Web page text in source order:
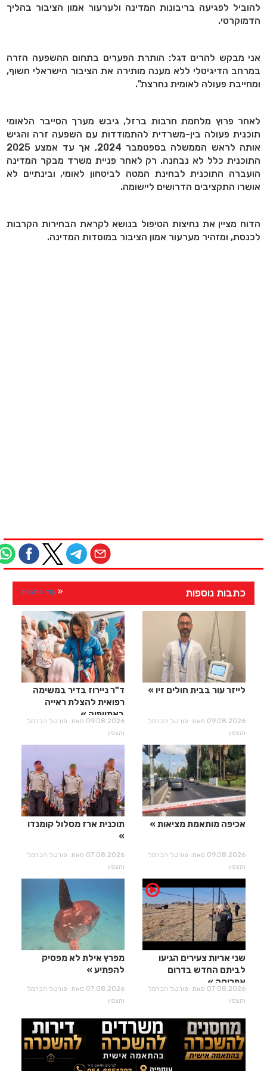
להוביל לפגיעה בריבונות המדינה ולערעור אמון הציבור בהליך
הדמוקרטי.
אני מבקש להרים דגל: הותרת הפערים בתחום ההשפעה הזרה
במרחב הדיגיטלי ללא מענה מותירה את הציבור הישראלי חשוף,
ומחייבת פעולה לאומית נחרצת".
לאחר פרוץ מלחמת חרבות ברזל, גיבש מערך הסייבר הלאומי
תוכנית פעולה בין-משרדית להתמודדות עם השפעה זרה והגיש
אותה לראש הממשלה בספטמבר 2024, אך עד אמצע 2025
התוכנית כלל לא נבחנה. רק לאחר פניית משרד מבקר המדינה
הועברה התוכנית לבחינת המטה לביטחון לאומי, ובינתיים לא
אושרו התקציבים הדרושים ליישומה.
הדוח מציין את נחיצות הטיפול בנושא לקראת הבחירות הקרבות
לכנסת, ומזהיר מערעור אמון הציבור במוסדות המדינה.
כתבות נוספות עוד כתבות
לייזר עור בבית חולים זיו
09.08.2026 מאת: פורטל הכרמל
והצפון
ד"ר ניירוז בדיר במשימה
רפואית להצלת ראייה
באתיופיה
09.08.2026 מאת: פורטל הכרמל
והצפון
אכיפה מותאמת מציאות
09.08.2026 מאת: פורטל הכרמל
והצפון
תוכנית ארז מסלול קומנדו
07.08.2026 מאת: פורטל הכרמל
והצפון
שני אריות צעירים הגיעו
לביתם החדש בדרום
אפריקה
07.08.2026 מאת: פורטל הכרמל
והצפון
מפרץ אילת לא מפסיק
להפתיע
07.08.2026 מאת: פורטל הכרמל
והצפון